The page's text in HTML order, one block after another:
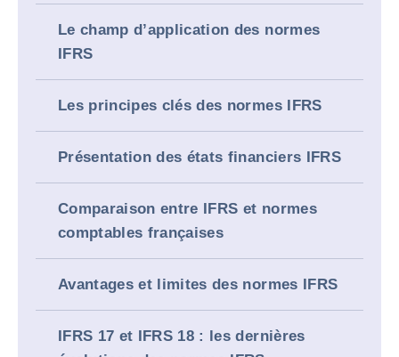
Le champ d’application des normes
IFRS
Les principes clés des normes IFRS
Présentation des états financiers IFRS
Comparaison entre IFRS et normes
comptables françaises
Avantages et limites des normes IFRS
IFRS 17 et IFRS 18 : les dernières